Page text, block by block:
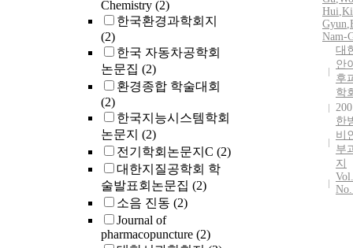
Chemistry (2)
한국환경과학회지
(2)
한국 자동차공학회
논문집 (2)
환경종합 학술대회
(2)
한국지능시스템학회
논문지 (2)
전기학회논문지C (2)
대한지질공학회 학
술발표회논문집 (2)
소음 진동 (2)
Journal of
pharmacopuncture (2)
Hui,
Gyun,
Nam-
대
안
후
학
한
비
부
지